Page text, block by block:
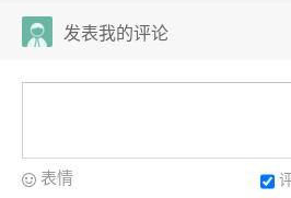
发表我的评论
表情